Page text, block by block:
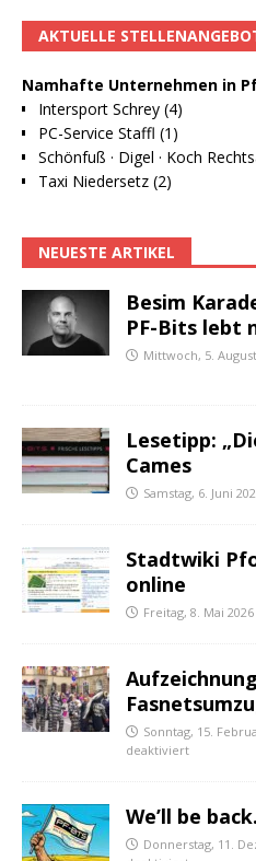
AKTUELLE
Namhafte Unternehmen in
Intersport Schrey (4)
PC-Service Staffl (1)
Schönfuß · Digel · Koch
Taxi Niedersetz (2)
NEUESTE ARTIKEL
Besim
PF-Bits lebt
Mittwoch, 5.
Lesetipp:
Cames
Samstag, 6. Juni
Stadtwiki
online
Freitag, 8. Mai 2026
Sonntag, 15.
deaktiviert
We’ll be back.
Donnerstag, 11.